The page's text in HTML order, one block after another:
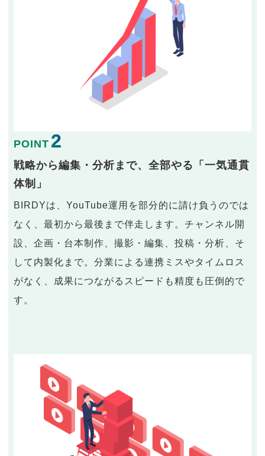
POINT 2
戦略から編集・分析まで、全部やる「一気通貫
体制」
BIRDYは、YouTube運用を部分的に請け負うのでは
なく、最初から最後まで伴走します。チャンネル開
設、企画・台本制作、撮影・編集、投稿・分析、そ
して内製化まで。分業による連携ミスやタイムロス
がなく、成果につながるスピードも精度も圧倒的で
す。